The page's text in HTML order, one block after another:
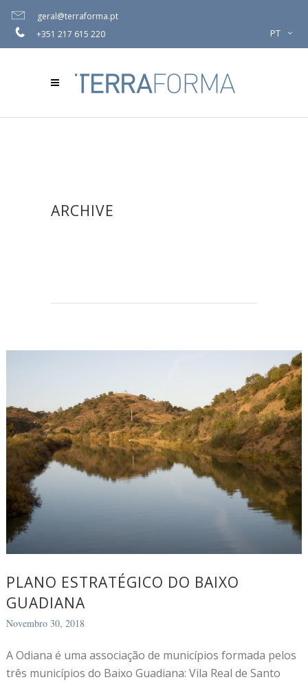
geral@terraforma.pt
+351 217 615 220
PT
ARCHIVE
PLANO ESTRATÉGICO DO BAIXO
GUADIANA
Novembro 30, 2018
A Odiana é uma associação de municípios formada pelos
três municípios do Baixo Guadiana: Vila Real de Santo